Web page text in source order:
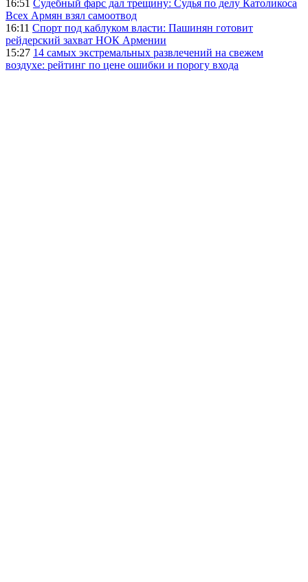
16:51 Судебный фарс дал трещину: Судья по делу Католикоса
Всех Армян взял самоотвод
16:11 Спорт под каблуком власти: Пашинян готовит
рейдерский захват НОК Армении
15:27 14 самых экстремальных развлечений на свежем
воздухе: рейтинг по цене ошибки и порогу входа